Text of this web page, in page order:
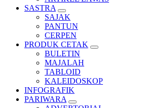
SASTRA
SAJAK
PANTUN
CERPEN
PRODUK CETAK
BULETIN
MAJALAH
TABLOID
KALEIDOSKOP
INFOGRAFIK
PARIWARA